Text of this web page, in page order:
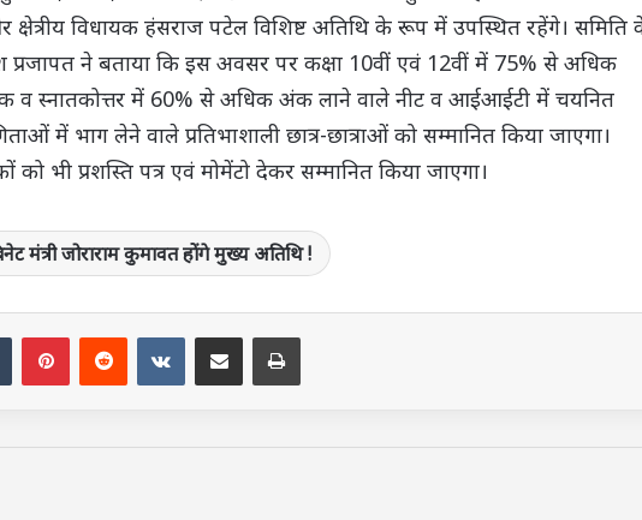
क्षेत्रीय विधायक हंसराज पटेल विशिष्ट अतिथि के रूप में उपस्थित रहेंगे। समिति
प्रजापत ने बताया कि इस अवसर पर कक्षा 10वीं एवं 12वीं में 75% से अधिक
व स्नातकोत्तर में 60% से अधिक अंक लाने वाले नीट व आईआईटी में चयनित
में भाग लेने वाले प्रतिभाशाली छात्र-छात्राओं को सम्मानित किया जाएगा।
भी प्रशस्ति पत्र एवं मोमेंटो देकर सम्मानित किया जाएगा।
मंत्री जोराराम कुमावत होंगे मुख्य अतिथि !
TumblrPinterestRedditVKontakte
Share via Email Print